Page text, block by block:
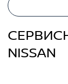
NISSAN